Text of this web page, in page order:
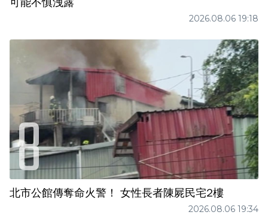
2026.08.06 19:18
北市公館傳奪命火警！ 女性長者陳屍民宅2樓
2026.08.06 19:34